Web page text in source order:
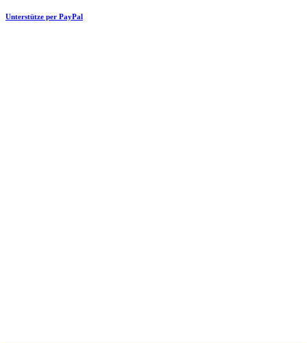
Unterstütze per PayPal